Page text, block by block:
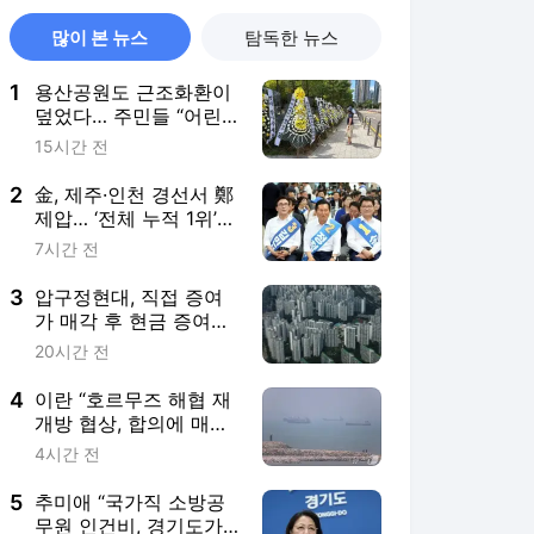
많이 본 뉴스 탐독한 뉴스
1
용산공원도 근조화환이
덮었다… 주민들 “어린
이정원에 주택 안 돼”
15시간 전
2 金, 제주·인천 경선서 鄭
제압… ‘전체 누적 1위’
탈환
7시간 전
3 압구정현대, 직접 증여
가 매각 후 현금 증여보
다 세금 7억 덜 낸다…계
령층
20시간 전
4 이란 “호르무즈 해협 재
개방 협상, 합의에 매우
근접”
4시간 전
5 추미애 “국가직 소방공
무원 인건비, 경기도가 1